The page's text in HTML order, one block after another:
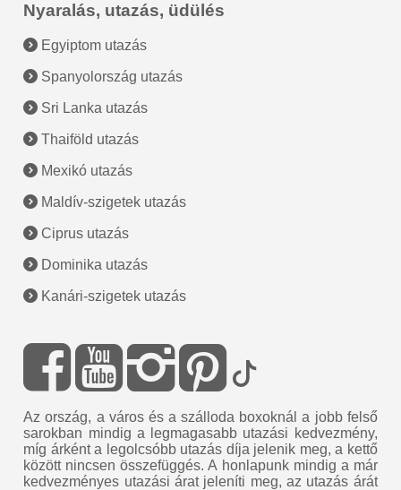
Nyaralás, utazás, üdülés
Egyiptom utazás
Spanyolország utazás
Sri Lanka utazás
Thaiföld utazás
Mexikó utazás
Maldív-szigetek utazás
Ciprus utazás
Dominika utazás
Kanári-szigetek utazás
Az ország, a város és a szálloda boxoknál a jobb felső
sarokban mindig a legmagasabb utazási kedvezmény,
míg árként a legolcsóbb utazás díja jelenik meg, a kettő
között nincsen összefüggés. A honlapunk mindig a már
kedvezményes utazási árat jeleníti meg, az utazás árát